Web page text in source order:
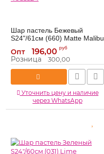
Шар пастель Бежевый
S24"/61см (660) Matte Malibu
Peach (Колумбия) макарунс
408552-1
Артикул: 408552-1
Опт 196,00 руб
Розница 300,00
Уточнить цену и наличие
через WhatsApp